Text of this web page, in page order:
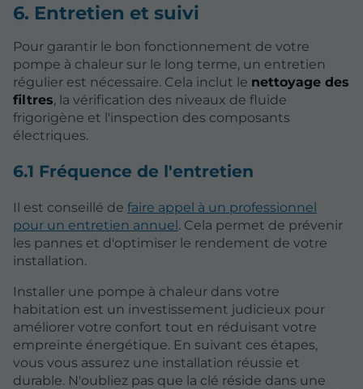
6. Entretien et suivi
Pour garantir le bon fonctionnement de votre
pompe à chaleur sur le long terme, un entretien
régulier est nécessaire. Cela inclut le nettoyage des
filtres, la vérification des niveaux de fluide
frigorigène et l'inspection des composants
électriques.
6.1 Fréquence de l'entretien
Il est conseillé de faire appel à un professionnel
pour un entretien annuel. Cela permet de prévenir
les pannes et d'optimiser le rendement de votre
installation.
Installer une pompe à chaleur dans votre
habitation est un investissement judicieux pour
améliorer votre confort tout en réduisant votre
empreinte énergétique. En suivant ces étapes,
vous vous assurez une installation réussie et
durable. N'oubliez pas que la clé réside dans une